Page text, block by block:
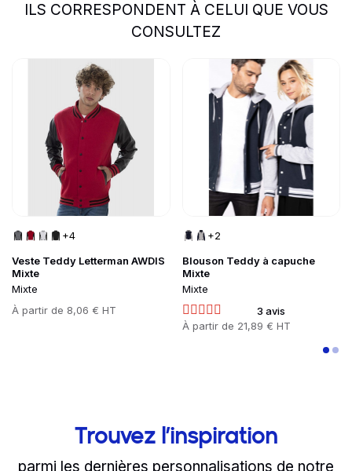
ILS CORRESPONDENT À CELUI QUE VOUS
CONSULTEZ
of 3
Veste Teddy Letterman AWDIS
Mixte
Mixte
Prix
À partir de 8,06 € HT
+4
Go to product page
Blouson Teddy à capuche
Mixte
Mixte
3 avis
Prix
À partir de 21,89 € HT
+2
Go to product page
Trouvez l’inspiration
parmi les dernières personnalisations de notre